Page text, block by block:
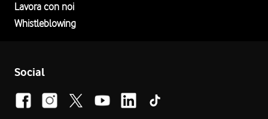
Lavora con noi
Whistleblowing
Social